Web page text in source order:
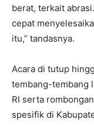
berat, terkait
cepat
itu,” tandasnya.
Acara di tutup
tembang-tembang
RI serta
spesifik di